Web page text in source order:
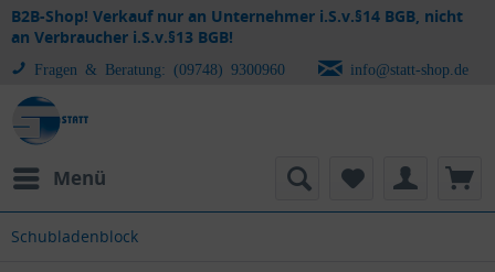
B2B-Shop! Verkauf nur an Unternehmer i.S.v.§14 BGB, nicht
an Verbraucher i.S.v.§13 BGB!
Fragen & Beratung: (09748) 9300960 info@statt-shop.de
Menü
Schubladenblock